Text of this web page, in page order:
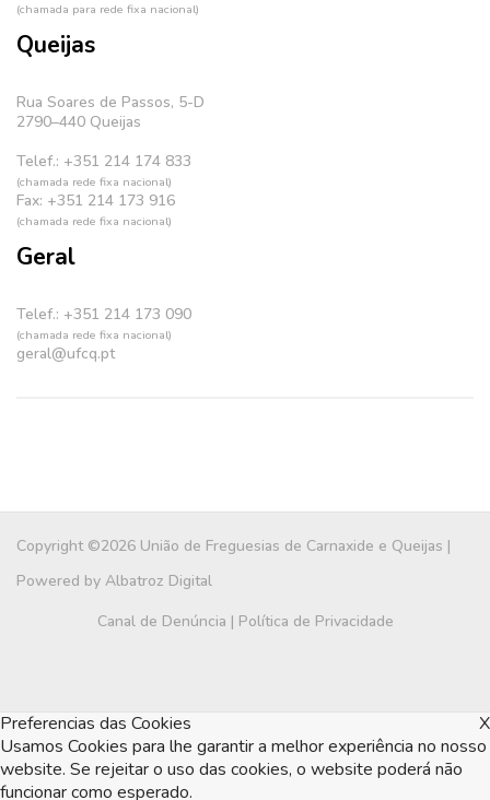
(chamada para rede fixa nacional)
Queijas
Rua Soares de Passos, 5-D
2790–440 Queijas
Telef.: +351 214 174 833
(chamada rede fixa nacional)
Fax: +351 214 173 916
(chamada rede fixa nacional)
Geral
Telef.: +351 214 173 090
(chamada rede fixa nacional)
geral@ufcq.pt
Copyright ©2026 União de Freguesias de Carnaxide e Queijas |
Powered by Albatroz Digital
Canal de Denúncia | Política de Privacidade
X
Preferencias das Cookies
Usamos Cookies para lhe garantir a melhor experiência no nosso
website. Se rejeitar o uso das cookies, o website poderá não
funcionar como esperado.